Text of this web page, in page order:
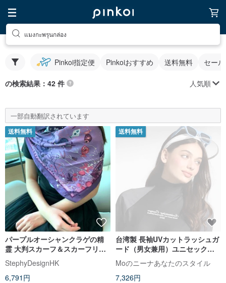
แมงกะพรุนกล่อง
Pinkoi指定便 Pinkoiおすすめ 送料無料 セー
の検索結果：42 件 人気順
一部自動翻訳されています
送料無料
パープルオーシャンクラゲの精
霊 大判スカーフ＆スカーフリン
グ エレガントギフトボックス |
マフラー
StephyDesignHK
6,791円
送料無料
台湾製 長袖UVカットラッシュガ
ード（男女兼用）ユニセックス
モデル
Moのニーナあなたのスタイル
7,326円